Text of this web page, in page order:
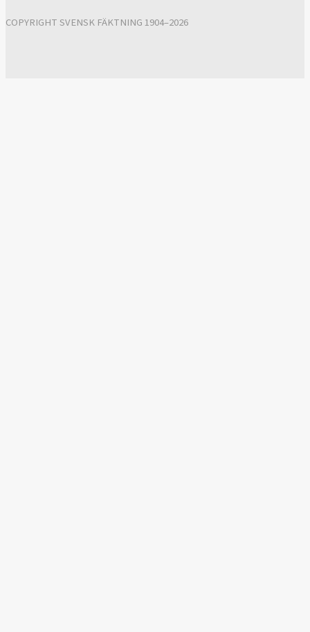
COPYRIGHT SVENSK FÄKTNING 1904–2026